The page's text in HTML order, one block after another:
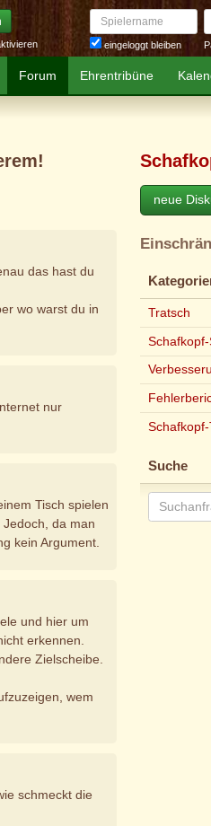
Spielername
eingeloggt bleiben
Forum Ehrentribüne
das hast du
wo warst du in
nur
Tisch spielen
da man
kein Argument.
und hier um
erkennen.
Zielscheibe.
wem
schmeckt die
neue
Tratsch
Suche